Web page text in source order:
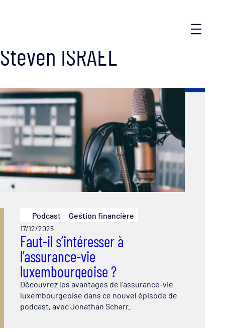
Steven ISRAEL
Podcast Gestion financière
17/12/2025
Faut-il s’intéresser à
l’assurance-vie
luxembourgeoise ?
Découvrez les avantages de l'assurance-vie
luxembourgeoise dans ce nouvel épisode de
podcast, avec Jonathan Scharr.